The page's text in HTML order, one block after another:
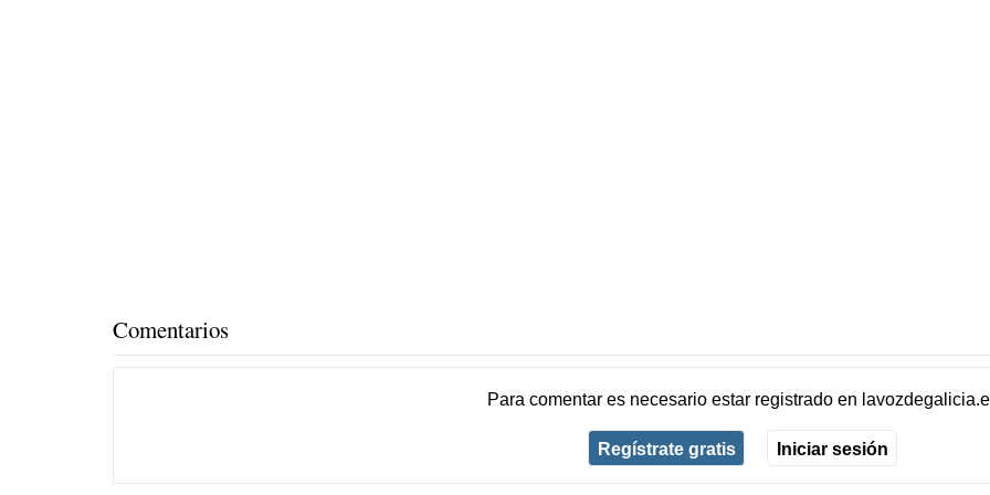
Comentarios
Para comentar es necesario estar registradoen
Regístrate gratis Iniciar sesión